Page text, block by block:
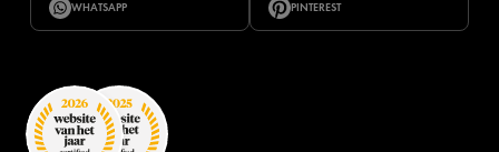
WHATSAPP PINTEREST